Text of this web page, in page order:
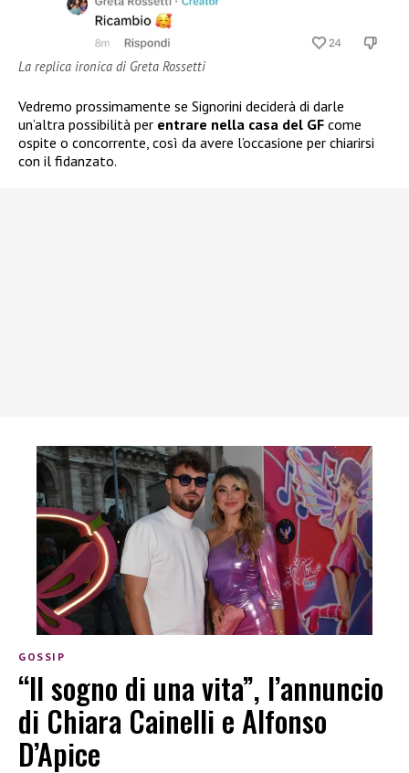
La replica ironica di Greta Rossetti
Vedremo prossimamente se Signorini deciderà di darle
un’altra possibilità per entrare nella casa del GF come
ospite o concorrente, così da avere l’occasione per chiarirsi
con il fidanzato.
GOSSIP
“Il sogno di una vita”, l’annuncio
di Chiara Cainelli e Alfonso
D’Apice